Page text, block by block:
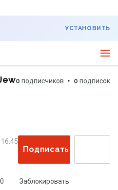
УСТАНОВИТЬ
0 подписчиков 0 подписок
16:45
Подписаться
Заблокировать